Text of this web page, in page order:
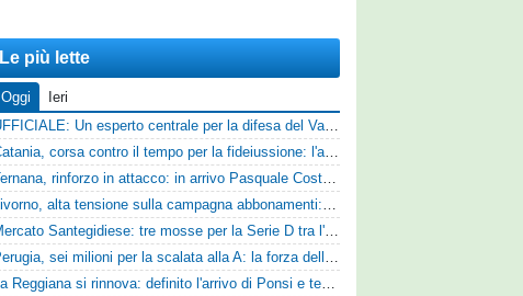
Le più lette
Oggi
Ieri
UFFICIALE: Un esperto centrale per la difesa del Vado
Catania, corsa contro il tempo per la fideiussione: l'annuncio della società e le ragioni dello slittamento
Ternana, rinforzo in attacco: in arrivo Pasquale Costanzo dalla Paganese
Livorno, alta tensione sulla campagna abbonamenti: la stoccata della Curva Nord alla società
Mercato Santegidiese: tre mosse per la Serie D tra l'ingaggio di Diakhate e due rinnovi chiave
Perugia, sei milioni per la scalata alla A: la forza della nuova societa e il progetto di Alessandro Gaucci
La Reggiana si rinnova: definito l'arrivo di Ponsi e test con l'Alcione